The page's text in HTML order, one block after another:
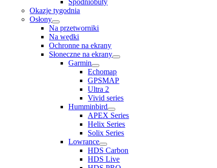
Spodniobuty
Okazje tygodnia
Osłony
Na przetworniki
Na wędki
Ochronne na ekrany
Słoneczne na ekrany
Garmin
Echomap
GPSMAP
Ultra 2
Vivid series
Humminbird
APEX Series
Helix Series
Solix Series
Lowrance
HDS Carbon
HDS Live